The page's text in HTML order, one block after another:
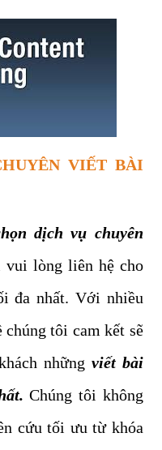
VIẾT BÀI
dịch vụ chuyên
lòng liên hệ cho
đa nhất. Với nhiều
tôi cam kết sẽ
những viết bài
Chúng tôi không
cứu tối ưu từ khóa